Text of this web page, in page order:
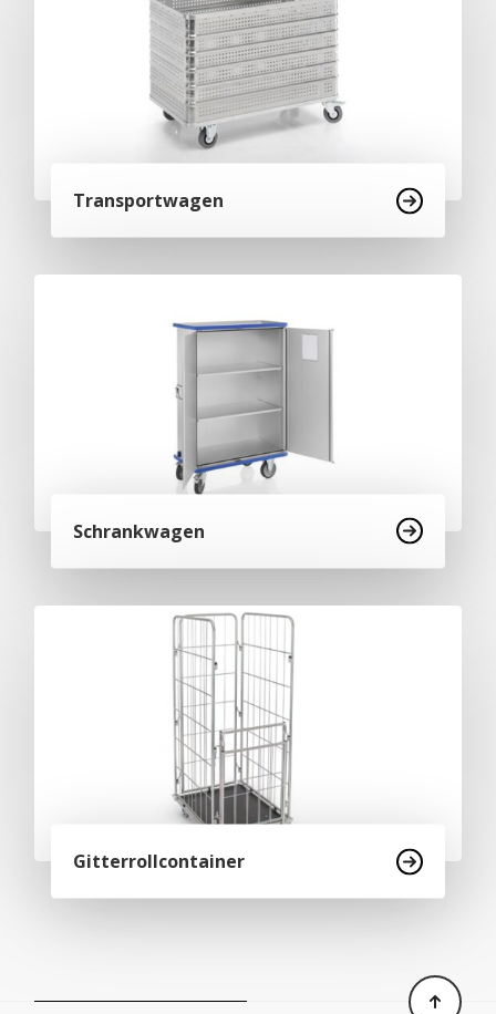
Transportwagen
Schrankwagen
Gitterrollcontainer